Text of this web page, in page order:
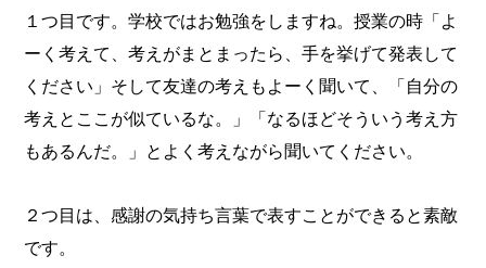
１つ目です。学校ではお勉強をしますね。授業の時「よ
ーく考えて、考えがまとまったら、手を挙げて発表して
ください」そして友達の考えもよーく聞いて、「自分の
考えとここが似ているな。」「なるほどそういう考え方
もあるんだ。」とよく考えながら聞いてください。
２つ目は、感謝の気持ち言葉で表すことができると素敵
です。